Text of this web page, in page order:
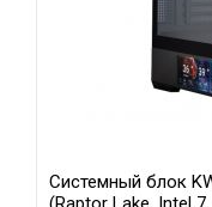
Системный блок